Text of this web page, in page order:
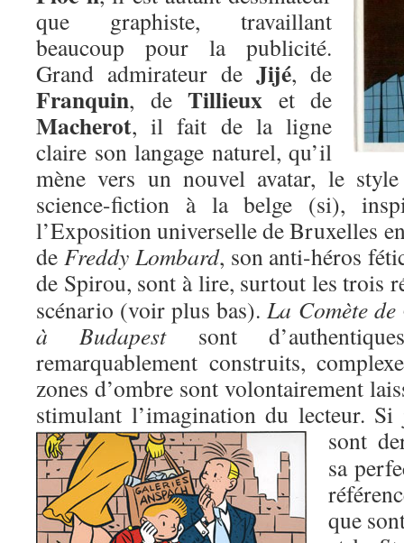
que graphiste, travaillant
beaucoup pour la publicité.
Grand admirateur de Jijé, de
Franquin, de Tillieux et de
Macherot, il fait de la ligne
claire son langage naturel, qu’il
mène vers un nouvel avatar, le
science-fiction à la belge (si),
l’Exposition universelle de Bruxelles
de Freddy Lombard, son anti-héros
de Spirou, sont à lire, surtout les trois
scénario (voir plus bas).La Comète
à Budapestsont
remarquablement construits,
zones d’ombre sont volontairement
stimulant l’imagination du lecteur.
sont
sa
que